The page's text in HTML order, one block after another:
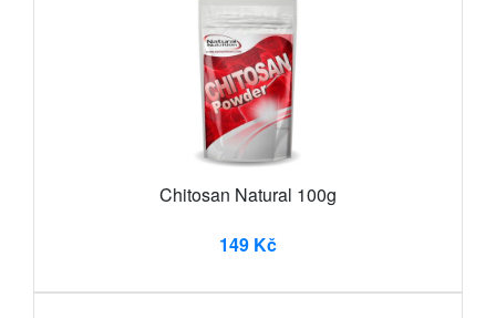
Chitosan Natural 100g
149 Kč